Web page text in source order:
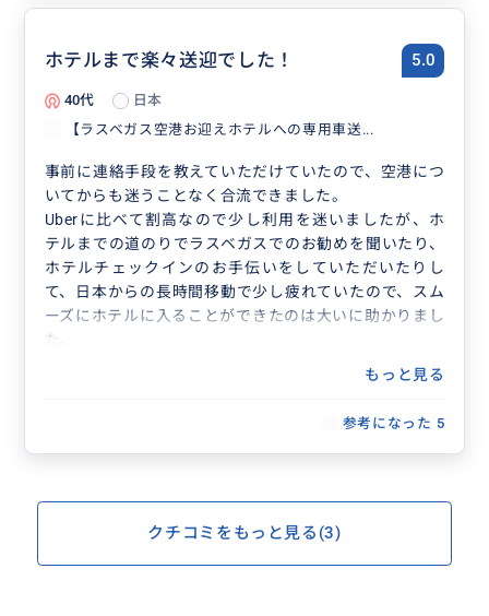
ホテルまで楽々送迎でした！ 5.0
40代
日本
【ラスベガス空港お迎えホテルへの専用車送...
事前に連絡手段を教えていただけていたので、空港につ
いてからも迷うことなく合流できました。
Uberに比べて割高なので少し利用を迷いましたが、ホ
テルまでの道のりでラスベガスでのお勧めを聞いたり、
ホテルチェックインのお手伝いをしていただいたりし
て、日本からの長時間移動で少し疲れていたので、スム
ーズにホテルに入ることができたのは大いに助かりまし
た。
もっと見る
参考になった 5
クチコミをもっと見る(3)